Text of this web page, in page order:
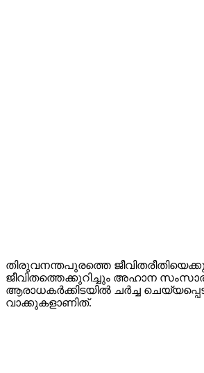
തിരുവനന്തപുരത്തെ
ജീവിതത്തെക്കുറിച്ചും അഹാന
ആരാധകർക്കിടയിൽ ചർച്ച
വാക്കുകളാണിത്.